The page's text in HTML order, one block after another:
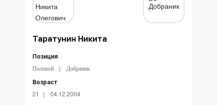
Таратунин Никита
Позиция
Полевой Добраник
Возраст
21 04.12.2004